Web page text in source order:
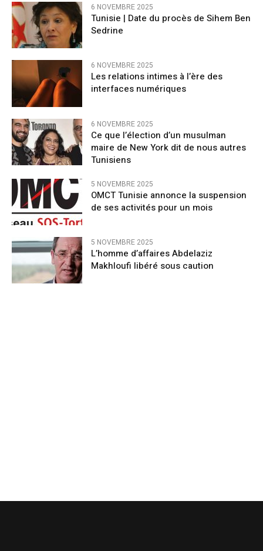
6 NOVEMBRE 2025
Tunisie | Date du procès de Sihem Ben
Sedrine
6 NOVEMBRE 2025
Les relations intimes à l’ère des
interfaces numériques
6 NOVEMBRE 2025
Ce que l’élection d’un musulman
maire de New York dit de nous autres
Tunisiens
5 NOVEMBRE 2025
OMCT Tunisie annonce la suspension
de ses activités pour un mois
5 NOVEMBRE 2025
L’homme d’affaires Abdelaziz
Makhloufi libéré sous caution